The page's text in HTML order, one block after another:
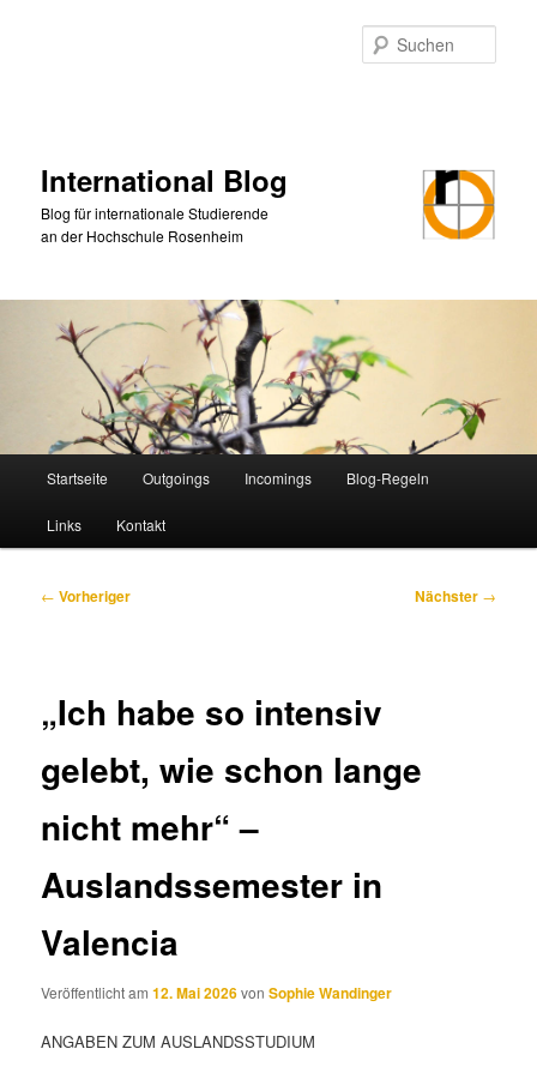
International Blog
Blog für internationale Studierende
an der Hochschule Rosenheim
Startseite Outgoings Incomings Blog-Regeln
Links Kontakt
Beitragsnavigation
← Vorheriger Nächster →
„Ich habe so intensiv
gelebt, wie schon lange
nicht mehr“ –
Auslandssemester in
Valencia
Veröffentlicht am12. Mai 2026vonSophie Wandinger
ANGABEN ZUM AUSLANDSSTUDIUM